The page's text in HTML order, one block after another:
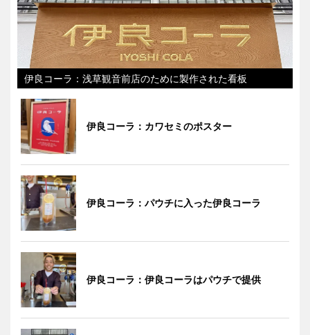
伊良コーラ：浅草観音前店のために製作された看板
伊良コーラ：カワセミのポスター
伊良コーラ：パウチに入った伊良コーラ
伊良コーラ：伊良コーラはパウチで提供